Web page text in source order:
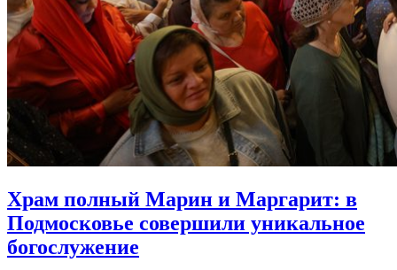
Храм полный Марин и Маргарит: в
Подмосковье совершили уникальное
богослужение